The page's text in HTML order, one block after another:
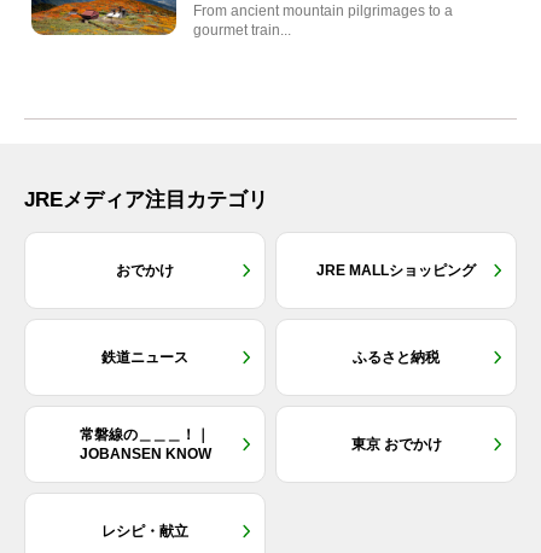
From ancient mountain pilgrimages to a
gourmet train...
JREメディア注目カテゴリ
おでかけ JRE MALLショッピング
鉄道ニュース ふるさと納税
常磐線の＿＿＿！｜
JOBANSEN KNOW
東京 おでかけ
レシピ・献立